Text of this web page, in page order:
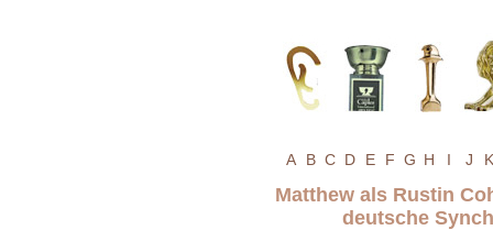
A B C D E F G H I J K
Matthew als Rustin
deutsche